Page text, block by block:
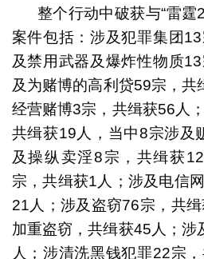
整个行动中破获与“雷霆
案件包括：涉及犯罪集团
及禁用武器及爆炸性物质
及为赌博的高利贷59宗，
经营赌博3宗，共缉获56人
共缉获19人，当中8宗涉及
及操纵卖淫8宗，共缉获
宗，共缉获1人；涉及电信
21人；涉及盗窃76宗，共
加重盗窃，共缉获45人；涉
人；涉清洗黑钱犯罪22宗